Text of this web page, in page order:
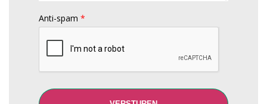
Anti-spam*